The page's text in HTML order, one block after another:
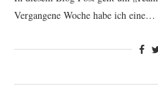
Vergangene Woche habe ich eine…